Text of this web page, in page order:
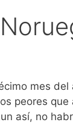
mes
peores que
así, no